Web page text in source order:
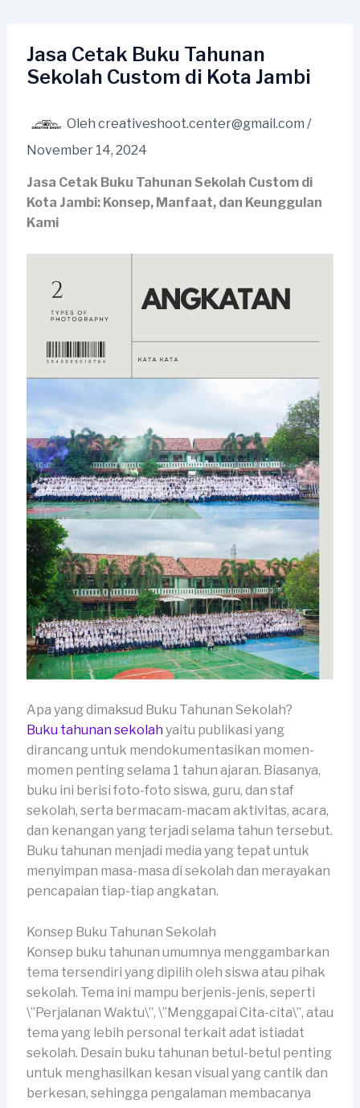
kontenJasa Cetak Buku Tahunan
Sekolah Custom di Kota Jambi
Oleh creativeshoot.center@gmail.com /
November 14, 2024
Jasa Cetak Buku Tahunan Sekolah Custom di
Kota Jambi: Konsep, Manfaat, dan Keunggulan
Kami
Apa yang dimaksud Buku Tahunan Sekolah?
Buku tahunan sekolahyaitu publikasi yang
dirancang untuk mendokumentasikan momen-
momen penting selama 1 tahun ajaran. Biasanya,
buku ini berisi foto-foto siswa, guru, dan staf
sekolah, serta bermacam-macam aktivitas, acara,
dan kenangan yang terjadi selama tahun tersebut.
Buku tahunan menjadi media yang tepat untuk
menyimpan masa-masa di sekolah dan merayakan
pencapaian tiap-tiap angkatan.
Konsep Buku Tahunan Sekolah
Konsep buku tahunan umumnya menggambarkan
tema tersendiri yang dipilih oleh siswa atau pihak
sekolah. Tema ini mampu berjenis-jenis, seperti
\”Perjalanan Waktu\”, \”Menggapai Cita-cita\”, atau
tema yang lebih personal terkait adat istiadat
sekolah. Desain buku tahunan betul-betul penting
untuk menghasilkan kesan visual yang cantik dan
berkesan, sehingga pengalaman membacanya